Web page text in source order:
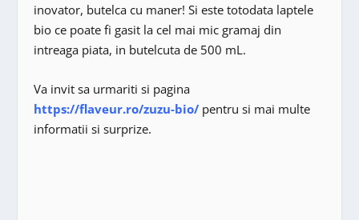
inovator, butelca cu maner! Si este totodata laptele
bio ce poate fi gasit la cel mai mic gramaj din
intreaga piata, in butelcuta de 500 mL.
Va invit sa urmariti si pagina
https://flaveur.ro/zuzu-bio/ pentru si mai multe
informatii si surprize.